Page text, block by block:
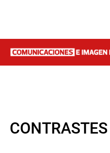
CONTRASTES